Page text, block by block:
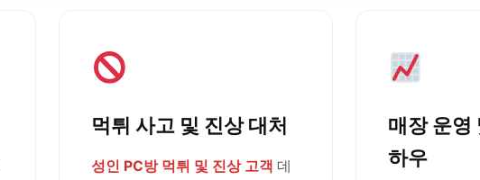
먹튀 사고 및 진상 대처
성인 PC방 먹튀 및 진상 고객 데
매장 운영
하우